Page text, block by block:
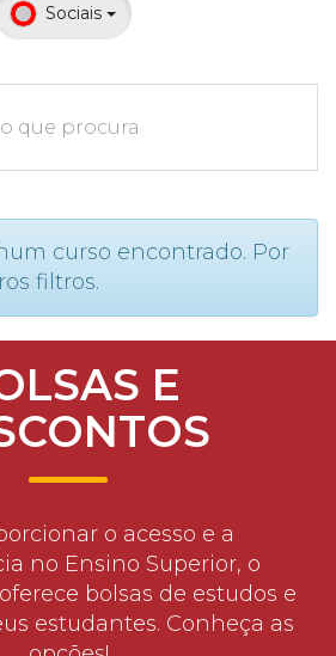
UATI
Sociais
curso encontrado. Por
filtros.
E
o acesso e a
no Ensino Superior, o
bolsas de estudos e
estudantes. Conheça as